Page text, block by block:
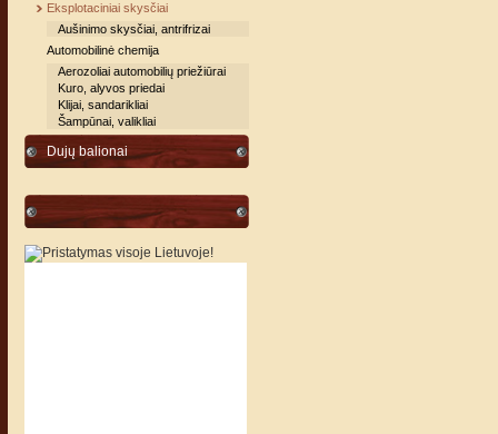
Eksplotaciniai skysčiai
Aušinimo skysčiai, antrifrizai
Automobilinė chemija
Aerozoliai automobilių priežiūrai
Kuro, alyvos priedai
Klijai, sandarikliai
Šampūnai, valikliai
Dujų balionai